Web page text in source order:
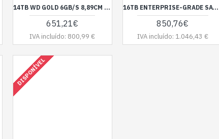
14TB WD GOLD 6GB/S 8,89CM 3,5ZOLL 512MB CACHE 7200RPM INTERNAL ROHS COMPLIANT ENTERPRISE HDD BULK
651,21€
IVA incluído: 800,99 €
16TB ENTERPRISE-GRADE SATA HDD
850,76€
IVA incluído: 1.046,43 €
DISPONÍVEL